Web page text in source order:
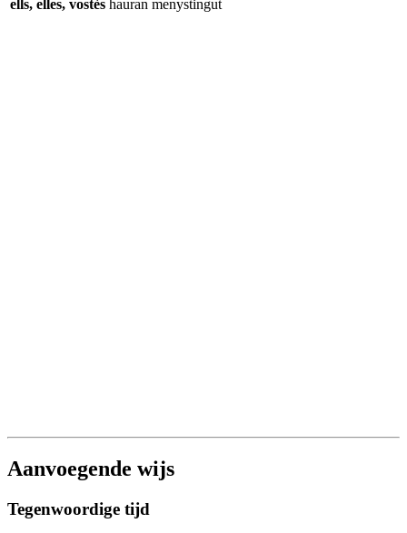
ells, elles, vostès hauran menystingut
Aanvoegende wijs
Tegenwoordige tijd